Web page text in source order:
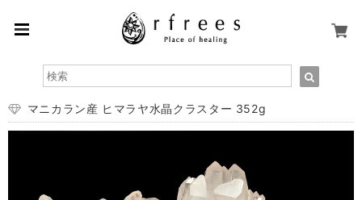
マニカラン産 ヒマラヤ水晶クラスター 352g